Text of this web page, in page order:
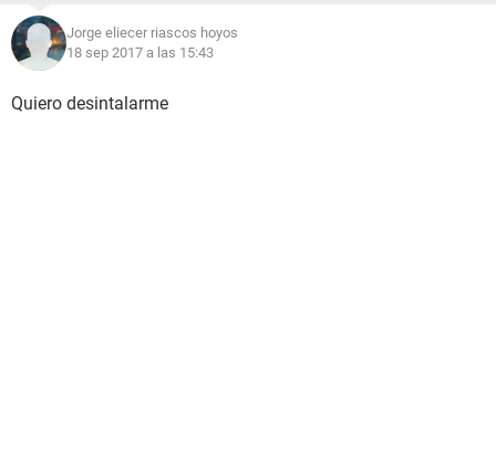
Jorge eliecer riascos hoyos
18 sep 2017 a las 15:43
Quiero desintalarme